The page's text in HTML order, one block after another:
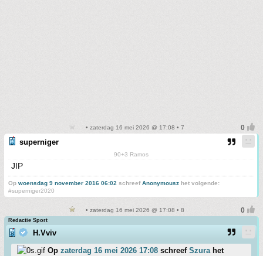
• zaterdag 16 mei 2026 @ 17:08 • 7
superniger
90+3 Ramos
JIP
Op woensdag 9 november 2016 06:02 schreefAnonymousz het volgende:
#superniger2020
• zaterdag 16 mei 2026 @ 17:08 • 8
Redactie Sport
H.Vviv
Op zaterdag 16 mei 2026 17:08 schreef Szura het